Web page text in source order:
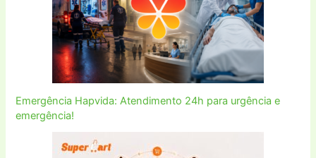
Emergência Hapvida: Atendimento 24h para urgência e
emergência!